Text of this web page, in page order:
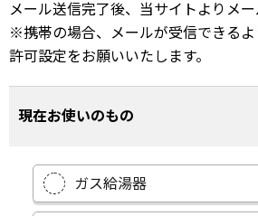
メール送信完了後、当サイトよりメー
※携帯の場合、メールが受信できる
許可設定をお願いいたします。
現在お使いのもの
ガス給湯器